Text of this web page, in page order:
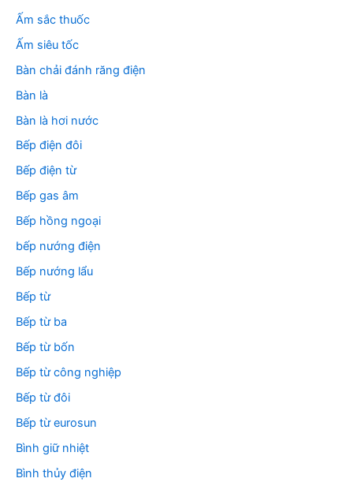
m
Ấm sắc thuốc
Ấm siêu tốc
Bàn chải đánh răng điện
Bàn là
Bàn là hơi nước
Bếp điện đôi
Bếp điện từ
Bếp gas âm
Bếp hồng ngoại
bếp nướng điện
Bếp nướng lẩu
Bếp từ
Bếp từ ba
Bếp từ bốn
Bếp từ công nghiệp
Bếp từ đôi
Bếp từ eurosun
Bình giữ nhiệt
Bình thủy điện